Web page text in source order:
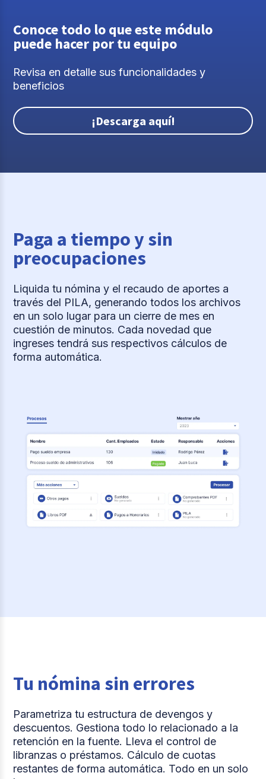
Conoce todo lo que este módulo
puede hacer por tu equipo
Revisa en detalle sus funcionalidades y
beneficios
¡Descarga aquí!
Paga a tiempo y sin
preocupaciones
Liquida tu nómina y el recaudo de aportes a
través del PILA, generando todos los archivos
en un solo lugar para un cierre de mes en
cuestión de minutos. Cada novedad que
ingreses tendrá sus respectivos cálculos de
forma automática.
Tu nómina sin errores
Parametriza tu estructura de devengos y
descuentos. Gestiona todo lo relacionado a la
retención en la fuente. Lleva el control de
libranzas o préstamos. Cálculo de cuotas
restantes de forma automática. Todo en un solo